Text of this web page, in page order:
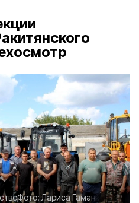
Фото: Лариса Гаман